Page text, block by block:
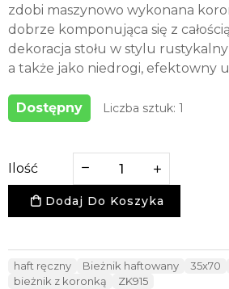
zdobi maszynowo wykonana
dobrze komponująca się z
dekoracja stołu w stylu
a także jako niedrogi, efektowny
Dostępny Liczba sztuk: 1
Ilość
Dodaj Do Koszyka
haft ręczny Bieżnik haftowany 35x70
bieżnik z koronką
ZK915